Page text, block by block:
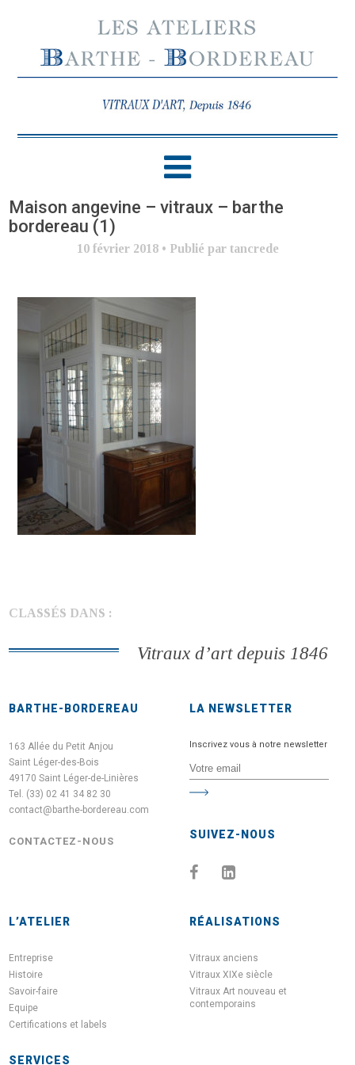
Maison angevine – vitraux – barthe
bordereau (1)
10 février 2018• Publié par tancrede
CLASSÉS DANS :
Vitraux d’art depuis 1846
BARTHE-BORDEREAU
163 Allée du Petit Anjou
Saint Léger-des-Bois
49170 Saint Léger-de-Linières
Tel. (33) 02 41 34 82 30
contact@barthe-bordereau.com
CONTACTEZ-NOUS
LA NEWSLETTER
Inscrivez vous à notre newsletter
SUIVEZ-NOUS
L’ATELIER
Entreprise
Histoire
Savoir-faire
Equipe
Certifications et labels
SERVICES
RÉALISATIONS
Vitraux anciens
Vitraux XIXe siècle
Vitraux Art nouveau et
contemporains